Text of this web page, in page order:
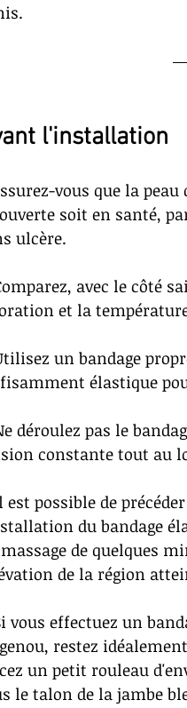
l'installation
vous que la peau
soit en santé,
ulcère.
avec le côté
et la
un bandage
élastique
déroulez pas le
constante tout au
est possible de précéder
du bandage
de quelques
de la région
vous effectuez un
restez
un petit rouleau
le talon de la jambe